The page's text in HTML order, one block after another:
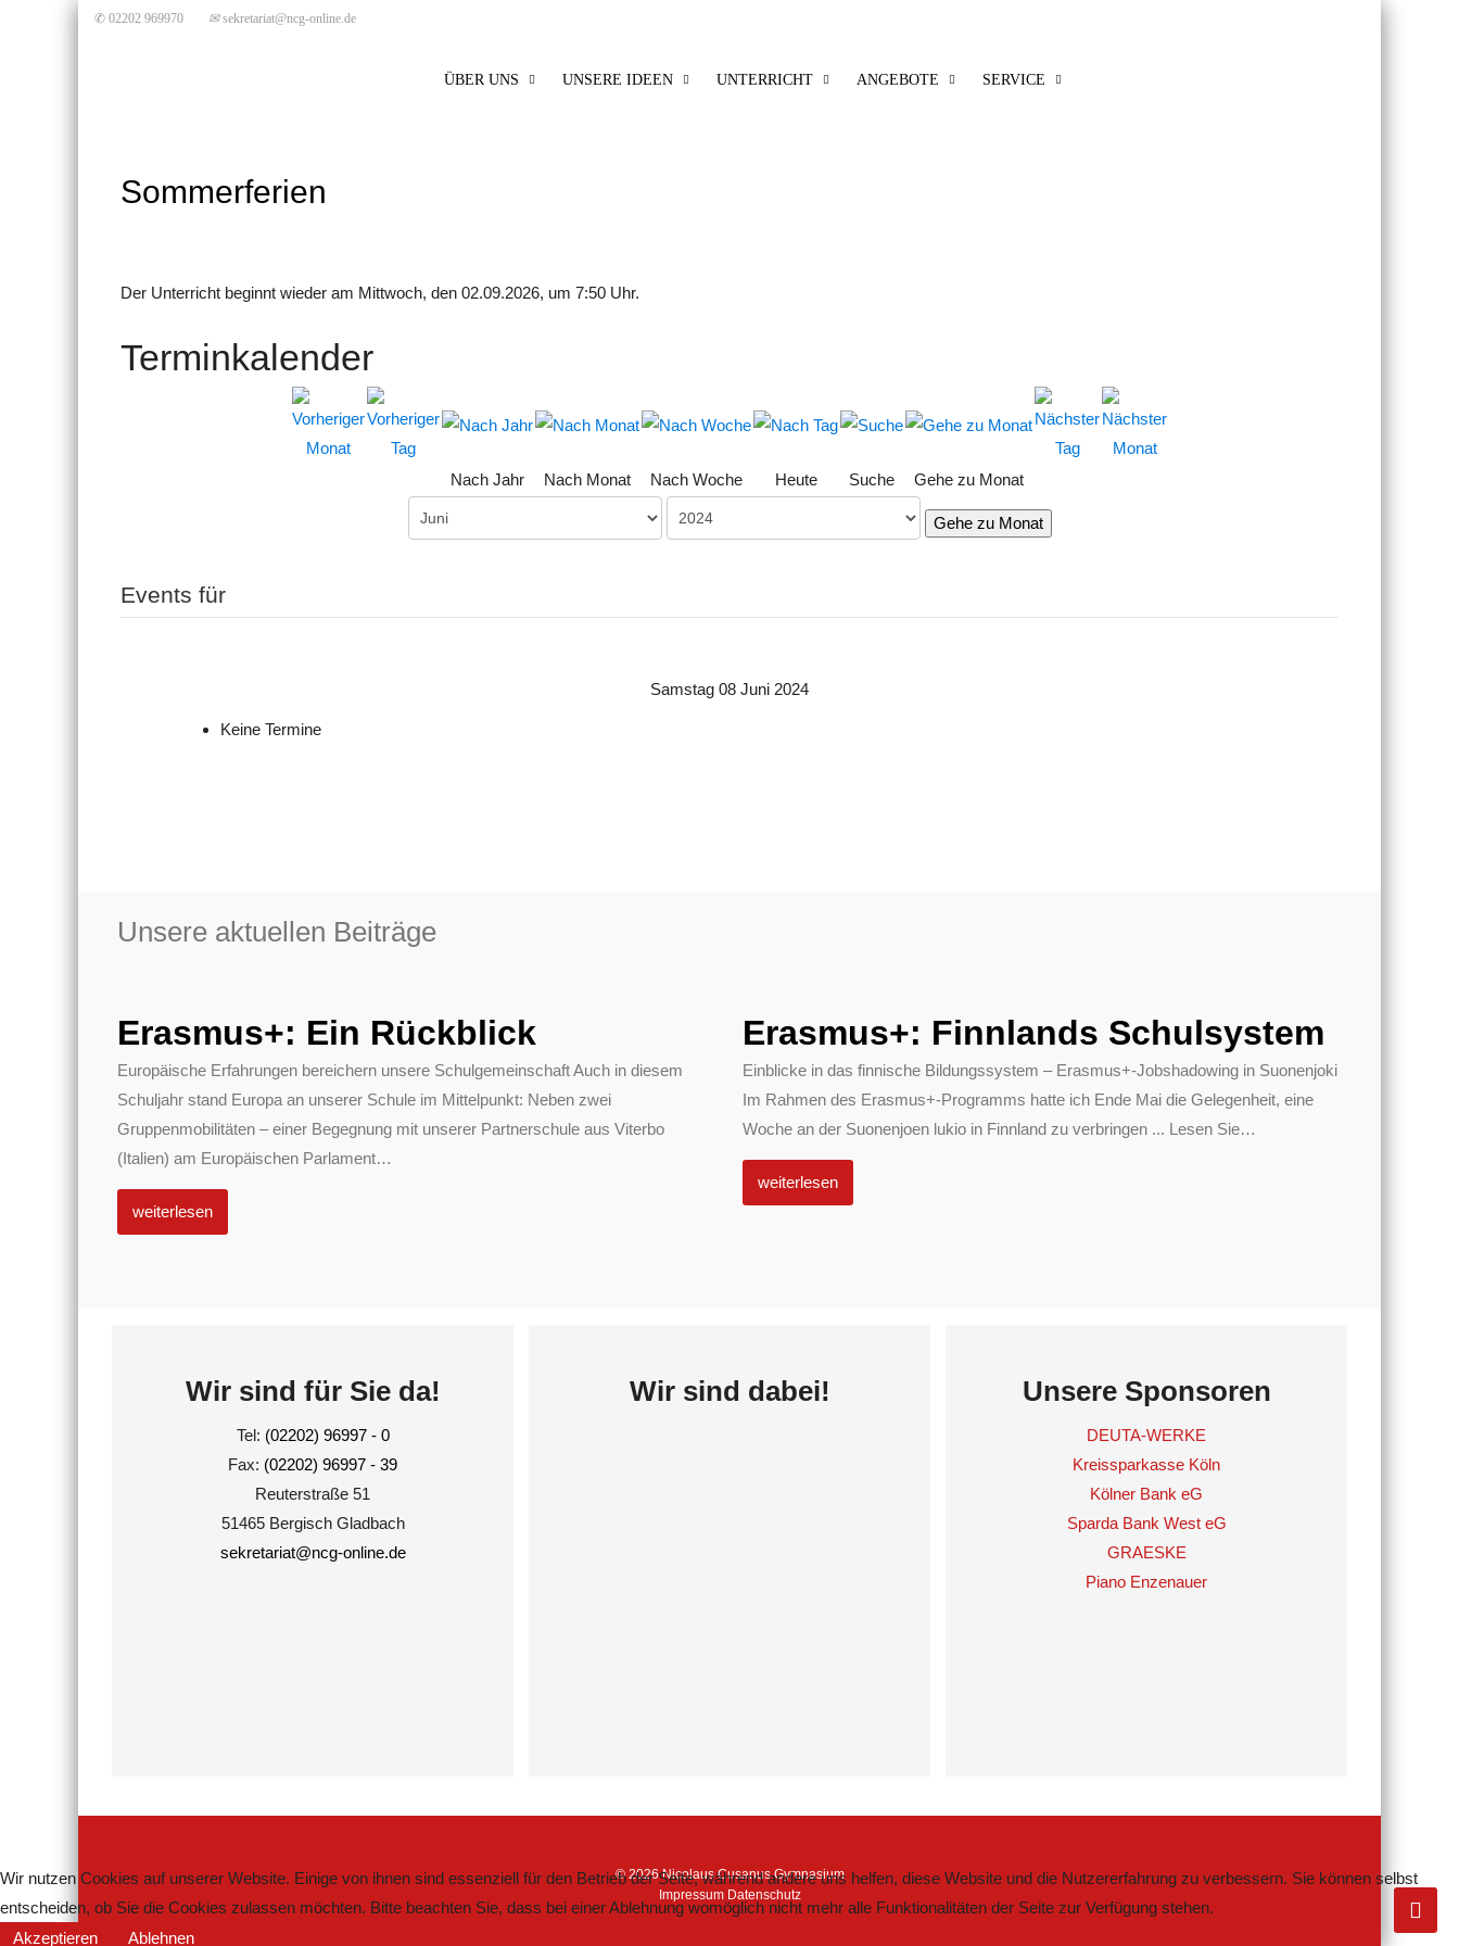
✆ 02202 969970 ✉sekretariat@ncg-online.de
ÜBER UNS UNSERE IDEEN UNTERRICHT ANGEBOTE SERVICE
Sommerferien
Der Unterricht beginnt wieder am Mittwoch, den 02.09.2026, um 7:50 Uhr.
Terminkalender
Nach Jahr Nach Monat Nach Woche Heute Suche Gehe zu Monat
Gehe zu Monat
Events für
Samstag 08 Juni 2024
Keine Termine
Unsere aktuellen Beiträge
Erasmus+: Ein Rückblick
Europäische Erfahrungen bereichern unsere Schulgemeinschaft Auch in diesem
Schuljahr stand Europa an unserer Schule im Mittelpunkt: Neben zwei
Gruppenmobilitäten – einer Begegnung mit unserer Partnerschule aus Viterbo
(Italien) am Europäischen Parlament…
weiterlesen
Erasmus+: Finnlands Schulsystem
Einblicke in das finnische Bildungssystem – Erasmus+-Jobshadowing in Suonenjoki
Im Rahmen des Erasmus+-Programms hatte ich Ende Mai die Gelegenheit, eine
Woche an der Suonenjoen lukio in Finnland zu verbringen ... Lesen Sie…
weiterlesen
Wir sind für Sie da!
Tel: (02202) 96997 - 0
Fax: (02202) 96997 - 39
Reuterstraße 51
51465 Bergisch Gladbach
sekretariat@ncg-online.de
Wir sind dabei! Unsere Sponsoren
DEUTA-WERKE
Kreissparkasse Köln
Kölner Bank eG
Sparda Bank West eG
GRAESKE
Piano Enzenauer
© 2026 Nicolaus Cusanus Gymnasium
Impressum Datenschutz
Wir nutzen Cookies auf unserer Website. Einige von ihnen sind essenziell für den Betrieb der Seite, während andere uns helfen, diese Website und die Nutzererfahrung zu verbessern. Sie können selbst
entscheiden, ob Sie die Cookies zulassen möchten. Bitte beachten Sie, dass bei einer Ablehnung womöglich nicht mehr alle Funktionalitäten der Seite zur Verfügung stehen.
Akzeptieren
Ablehnen